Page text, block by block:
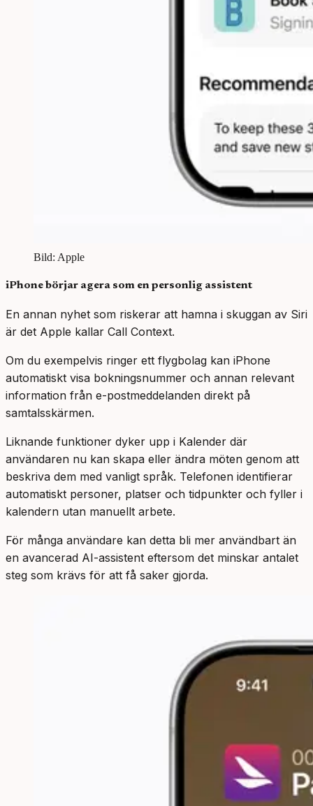
Bild: Apple
iPhone börjar agera som en personlig assistent
En annan nyhet som riskerar att hamna i skuggan av Siri
är det Apple kallar Call Context.
Om du exempelvis ringer ett flygbolag kan iPhone
automatiskt visa bokningsnummer och annan relevant
information från e-postmeddelanden direkt på
samtalsskärmen.
Liknande funktioner dyker upp i Kalender där
användaren nu kan skapa eller ändra möten genom att
beskriva dem med vanligt språk. Telefonen identifierar
automatiskt personer, platser och tidpunkter och fyller i
kalendern utan manuellt arbete.
För många användare kan detta bli mer användbart än
en avancerad AI-assistent eftersom det minskar antalet
steg som krävs för att få saker gjorda.